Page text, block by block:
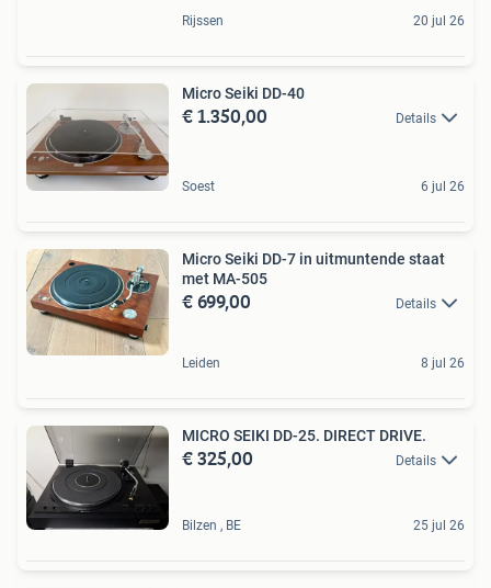
Rijssen 20 jul 26
Micro Seiki DD-40
€ 1.350,00 Details
Soest 6 jul 26
Micro Seiki DD-7 in uitmuntende staat
met MA-505
€ 699,00 Details
Leiden 8 jul 26
MICRO SEIKI DD-25. DIRECT DRIVE.
€ 325,00 Details
Bilzen , BE 25 jul 26